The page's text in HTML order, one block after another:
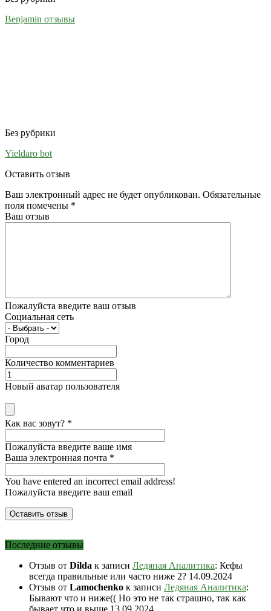
Benjamin отзывы
Без рубрики
Yieldaro bot
Оставить отзыв
Ваш электронный адрес не будет опубликован. Обязательные
поля помечены *
Ваш отзыв
Пожалуйста введите ваш отзыв
Социальная сеть
Город
Количество комментариев
Новый аватар пользователя
Как вас зовут? *
Пожалуйста введите ваше имя
Ваша электронная почта *
You have entered an incorrect email address!
Пожалуйста введите ваш email
Последние отзывы
Отзыв от Dilda к записи Ледяная Аналитика: Кефы
всегда правильные или часто ниже 2? 14.09.2024
Отзыв от Lamochenko к записи Ледяная Аналитика:
Бывают что и ниже(( Но это не так страшно, так как
бывает что и выше 13.09.2024